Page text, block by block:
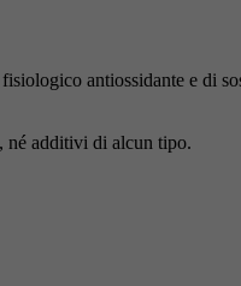
antiossidante e di
né additivi di alcun tipo.